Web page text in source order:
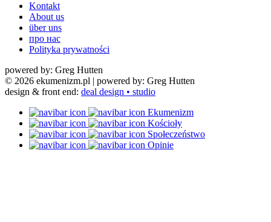
Kontakt
About us
über uns
про нас
Polityka prywatności
powered by: Greg Hutten
© 2026 ekumenizm.pl | powered by: Greg Hutten
design & front end: deal design • studio
Ekumenizm
Kościoły
Społeczeństwo
Opinie